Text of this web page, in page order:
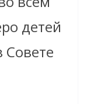
детей
Совете